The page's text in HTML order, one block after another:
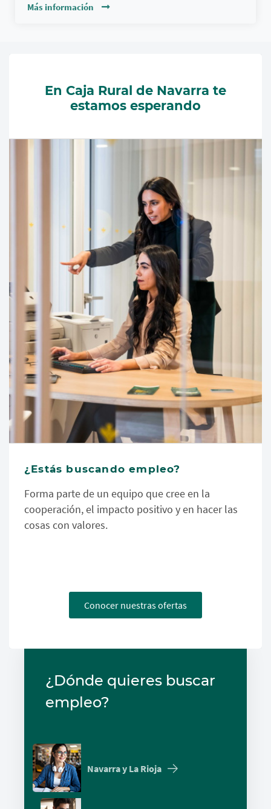
Más información
En Caja Rural de Navarra te
estamos esperando
¿Estás buscando empleo?
Forma parte de un equipo que cree en la
cooperación, el impacto positivo y en hacer las
cosas con valores.
Conocer nuestras ofertas
¿Dónde quieres buscar
empleo?
Navarra y La Rioja